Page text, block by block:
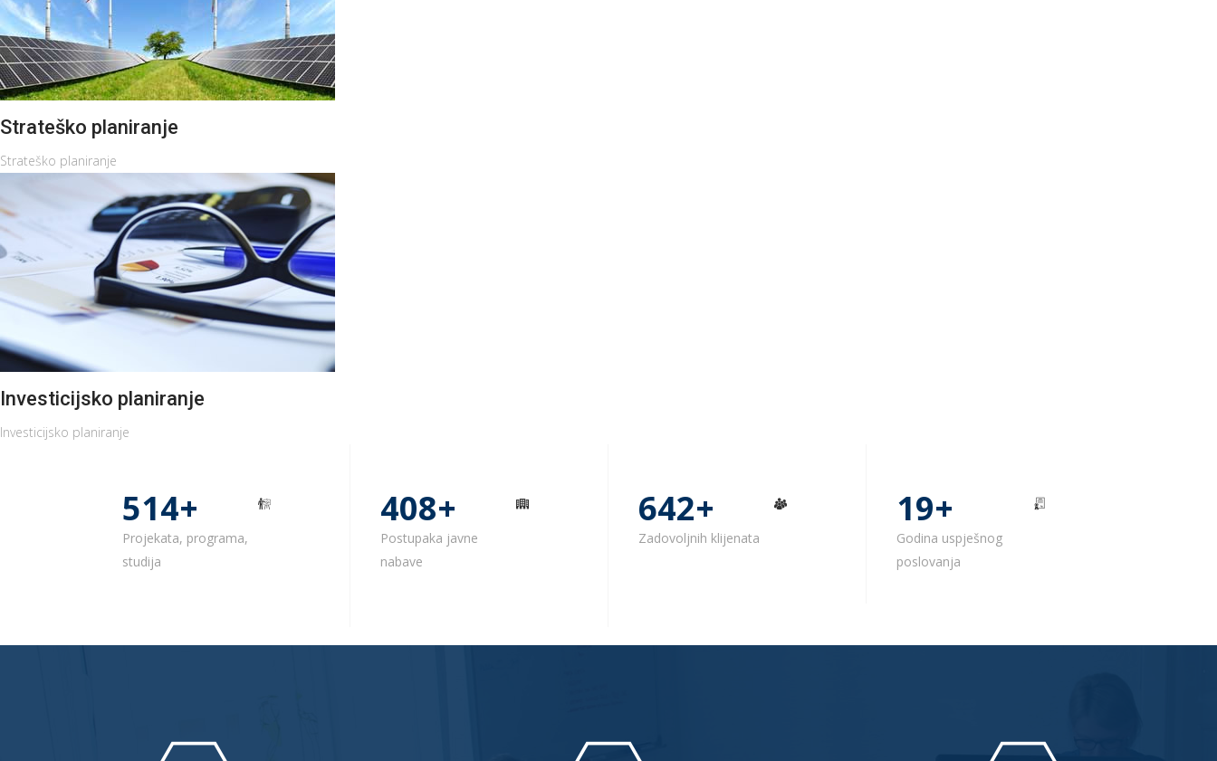
Strateško planiranje
Strateško planiranje
Investicijsko planiranje
Investicijsko planiranje
650+
Projekata, programa,
studija
526+
Postupaka javne
nabave
828+
Zadovoljnih klijenata
19+
Godina uspješnog
poslovanja